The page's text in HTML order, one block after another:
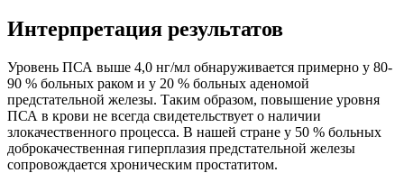
Интерпретация результатов
Уровень ПСА выше 4,0 нг/мл обнаруживается примерно у 80-
90 % больных раком и у 20 % больных аденомой
предстательной железы. Таким образом, повышение уровня
ПСА в крови не всегда свидетельствует о наличии
злокачественного процесса. В нашей стране у 50 % больных
доброкачественная гиперплазия предстательной железы
сопровождается хроническим простатитом.